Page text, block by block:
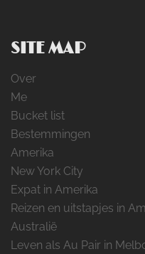
SITE MAP
Over
Me
Bucket list
Bestemmingen
Amerika
New York City
Expat in Amerika
Reizen en uitstapjes in
Australië
Leven als Au Pair in